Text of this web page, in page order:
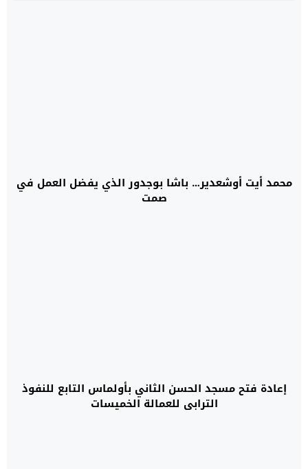
محمد أيت أوشعدير… باشا بوجدور الذي يفضل العمل في
صمت
إعادة فتح مسجد الحسن الثاني بأولماس التابع للنفوذ
الترابي للعمالة الخميسات